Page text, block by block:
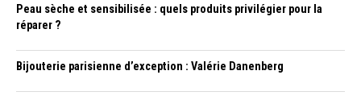
Peau sèche et sensibilisée : quels produits privilégier pour la
réparer ?
Bijouterie parisienne d’exception : Valérie Danenberg